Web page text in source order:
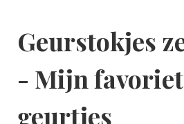
Geurstokjes
- Mijn
geurtjes